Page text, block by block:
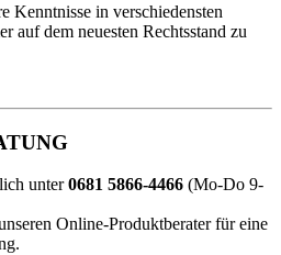
Kenntnisse in verschiedensten
auf dem neuesten Rechtsstand zu
unter0681 5866-4466 (Mo-Do 9-
Online-Produktberater für eine